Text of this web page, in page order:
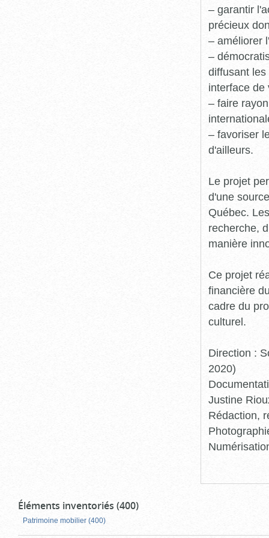
– garantir
précieux
– améliorer
–
diffusant
interface de
– faire
– favoriser
d'ailleurs.
Le projet
d'une
Québec.
recherche,
manière
Ce projet
financière
cadre du
culturel.
Direction :
2020)
Justine
Rédaction,
Éléments inventoriés (400)
Patrimoine mobilier (400)